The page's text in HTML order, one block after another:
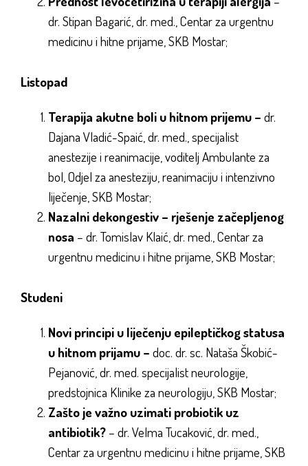
dr. Stipan Bagarić, dr. med., Centar za urgentnu
medicinu i hitne prijame, SKB Mostar;
Listopad
Terapija akutne boli u hitnom prijemu – dr.
Dajana Vladić-Spaić, dr. med., specijalist
anestezije i reanimacije, voditelj Ambulante za
bol,Odjel za anesteziju, reanimaciju i intenzivno
liječenje, SKB Mostar;
Nazalni dekongestiv – rješenje začepljenog
nosa – dr. Tomislav Klaić, dr. med., Centar za
urgentnu medicinu i hitne prijame, SKB Mostar;
Studeni
Novi principi u liječenju epileptičkog statusa
u hitnom prijamu – doc. dr. sc. Nataša Škobić-
Pejanović, dr. med. specijalist neurologije,
predstojnica Klinike za neurologiju, SKB Mostar;
Zašto je važno uzimati probiotik uz
antibiotik? – dr. Velma Tucaković, dr. med.,
Centar za urgentnu medicinu i hitne prijame, SKB